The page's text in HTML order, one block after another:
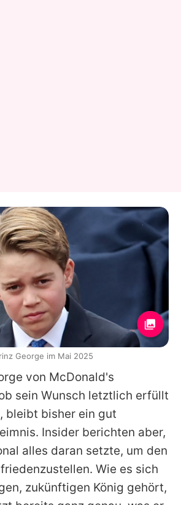
von McDonald's
sein Wunsch letztlich erfüllt
bleibt bisher ein gut
Insider berichten aber,
alles daran setzte, um den
Wie es sich
zukünftigen König gehört,
George im Mai 2025